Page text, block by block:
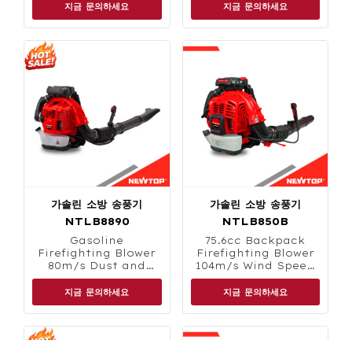
지금 문의하세요 지금 문의하세요
가솔린 소방 송풍기
NTLB8890
Gasoline
Firefighting Blower
80m/s Dust and
Debris Clearing
지금 문의하세요
가솔린 소방 송풍기
NTLB850B
75.6cc Backpack
Firefighting Blower
104m/s Wind Speed
2.6L Fuel Tank
지금 문의하세요